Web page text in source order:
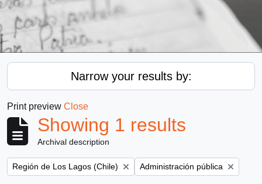
Narrow your results by:
Print preview Close
Showing 1 results
Archival description
Remove filter:
Región de Los Lagos (Chile) Remove filter:
Administración pública